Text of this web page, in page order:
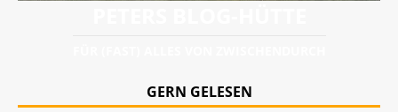
GERN GELESEN